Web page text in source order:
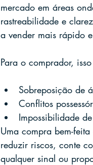
mercado em áreas
rastreabilidade e
a vender mais rápido
Para o comprador,
Sobreposição de
Conflitos
Impossibilidade
Uma compra bem-
reduzir riscos, conte
qualquer sinal ou